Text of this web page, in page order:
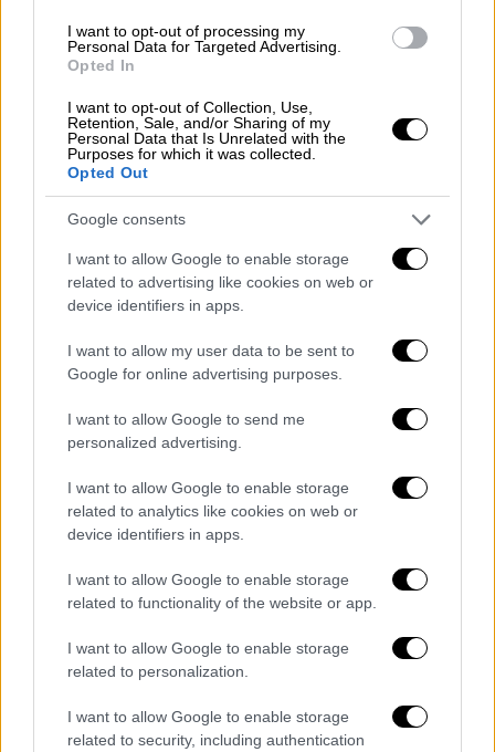
I want to opt-out of processing my
Personal Data for Targeted Advertising.
Opted In
I want to opt-out of Collection, Use,
Retention, Sale, and/or Sharing of my
Personal Data that Is Unrelated with the
Purposes for which it was collected.
Opted Out
Google consents
I want to allow Google to enable storage
related to advertising like cookies on web or
device identifiers in apps.
I want to allow my user data to be sent to
Google for online advertising purposes.
I want to allow Google to send me
personalized advertising.
I want to allow Google to enable storage
related to analytics like cookies on web or
device identifiers in apps.
I want to allow Google to enable storage
related to functionality of the website or app.
I want to allow Google to enable storage
related to personalization.
I want to allow Google to enable storage
related to security, including authentication
Λεωφ. Βασ. Κων/νου, σε όλο το μήκος
της και στα δύο ρεύματα κυκλοφορίας
και στις καθέτους αυτής μέχρι την
πρώτη παράλληλη οδό.
Οι παραπάνω κυκλοφοριακές ρυθμίσεις
θα πραγματοποιούνται σταδιακά και
δύνανται να παραταθούν ή να μειωθούν
Η Τροχαία απευθύνει έκκληση στους
οδηγούς των οχημάτων, για την
αποτροπή πρόσθετων κυκλοφοριακών
προβλημάτων, να αποφύγουν την κίνηση-
στάθμευση των οχημάτων τους στις
προαναφερόμενες οδούς τα
συγκεκριμένα χρονικά διαστήματα και να
ακολουθούν τα σήματα και τις
υποδείξεις των ρυθμιστών τροχονόμων.
ΕΘΝΟΣ θα παρεμβαίνει και τα προσβλητικά σχόλια θα
διαγράφονται